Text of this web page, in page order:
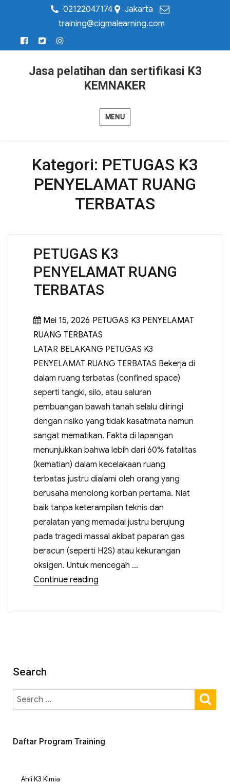
02122047174
Jakarta
training@cigmalearning.com
Jasa pelatihan dan sertifikasi K3
KEMNAKER
MENU
Kategori: PETUGAS K3
PENYELAMAT RUANG
TERBATAS
PETUGAS K3
PENYELAMAT RUANG
TERBATAS
Mei 15, 2026 PETUGAS K3 PENYELAMAT
RUANG TERBATAS
LATAR BELAKANG PETUGAS K3
PENYELAMAT RUANG TERBATAS Bekerja di
dalam ruang terbatas (confined space)
seperti tangki, silo, atau saluran
pembuangan bawah tanah selalu diiringi
dengan risiko yang tidak kasatmata namun
sangat mematikan. Fakta di lapangan
menunjukkan bahwa lebih dari 60% fatalitas
(kematian) dalam kecelakaan ruang
terbatas justru dialami oleh orang yang
berusaha menolong korban pertama. Niat
baik tanpa keterampilan teknis dan
peralatan yang memadai justru berujung
pada tragedi massal akibat paparan gas
beracun (seperti H2S) atau kekurangan
oksigen. Untuk mencegah …
Continue reading
Search
Daftar Program Training
Ahli K3 Kimia